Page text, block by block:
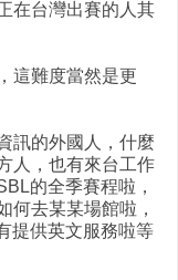
在台灣出賽的人其
這難度當然是更
訊的外國人，什麼
人，也有來台工作
的全季賽程啦，
何去某某場館啦，
提供英文服務啦等